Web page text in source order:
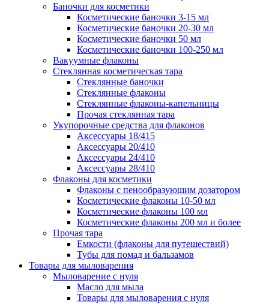
Баночки для косметики
Косметические баночки 3-15 мл
Косметические баночки 20-30 мл
Косметические баночки 50 мл
Косметические баночки 100-250 мл
Вакуумные флаконы
Стеклянная косметическая тара
Стеклянные баночки
Стеклянные флаконы
Стеклянные флаконы-капельницы
Прочая стеклянная тара
Укупорочные средства для флаконов
Аксессуары 18/415
Аксессуары 20/410
Аксессуары 24/410
Аксессуары 28/410
Флаконы для косметики
Флаконы с пенообразующим дозатором
Косметические флаконы 10-50 мл
Косметические флаконы 100 мл
Косметические флаконы 200 мл и более
Прочая тара
Емкости (флаконы для путешествий)
Тубы для помад и бальзамов
Товары для мыловарения
Мыловарение с нуля
Масло для мыла
Товары для мыловарения с нуля